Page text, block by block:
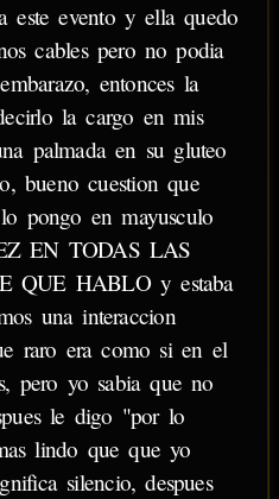
este evento y ella quedo
cables pero no podia
entonces la
la cargo en mis
palmada en su gluteo
bueno cuestion que
pongo en mayusculo
EN TODAS LAS
QUE HABLO y estaba
una interaccion
raro era como si en el
pero yo sabia que no
le digo "por lo
lindo que que yo
silencio, despues